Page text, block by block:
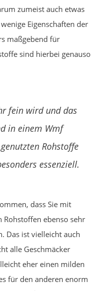
zumeist auch etwas
Eigenschaften der
maßgebend für
sind hierbei genauso
fein wird und das
in einem Wmf
Rohstoffe
essenziell.
dass Sie mit
Rohstoffen ebenso sehr
Das ist vielleicht auch
alle Geschmäcker
eher einen milden
für den anderen enorm